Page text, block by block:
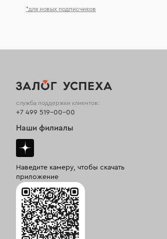
*для новых подписчиков
служба поддержки клиентов:
+7 499 519-00-00
Наши филиалы
Наведите камеру, чтобы скачать
приложение